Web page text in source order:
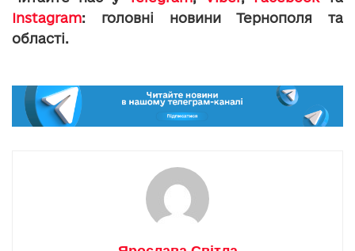
Instagram: головні новини Тернополя та
області.